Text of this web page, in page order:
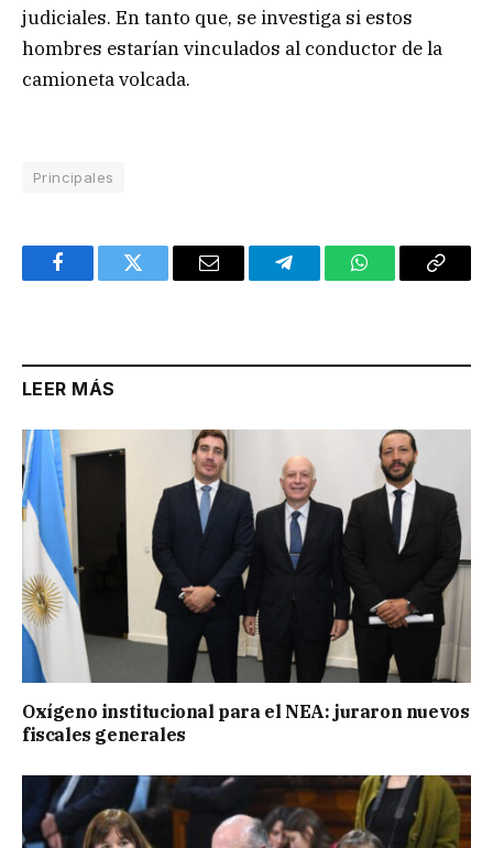
judiciales. En tanto que, se investiga si estos
hombres estarían vinculados al conductor de la
camioneta volcada.
Principales
FacebookTwitter Email TelegramWhatsAppCopy
LEER MÁS
Oxígeno institucional para el NEA: juraron nuevos
fiscales generales